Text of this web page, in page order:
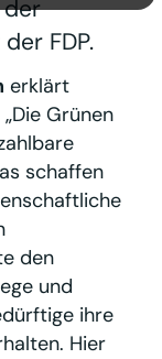
FDP.
erklärt
Grünen
schaffen
den
und
ihre
Hier